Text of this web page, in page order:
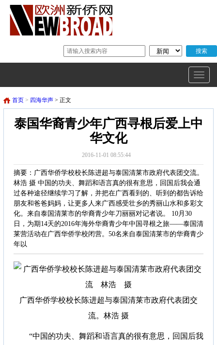
首页 > 四海华声 > 正文
泰国华裔青少年广西寻根后爱上中
华文化
2016-11-01 08:55:44
摘要：广西华侨学校校长陈进超与泰国清莱市政府代表团交流。
林浩 摄 中国的功夫、舞蹈和语言真的很有意思，回国后我会通
过各种途径继续学习了解，并把在广西看到的、听到的都告诉给
朋友和爸爸妈妈，让更多人来广西感受壮乡的秀丽山水和多彩文
化。来自泰国清莱市的华裔青少年刀丽丽对记者说。 10月30
日，为期14天的2016年海外华裔青少年中国寻根之旅——泰国清
莱营活动在广西华侨学校闭营。50名来自泰国清莱市的华裔青少
年以
广西华侨学校校长陈进超与泰国清莱市政府代表团交
流。林浩 摄
“中国的功夫、舞蹈和语言真的很有意思，回国后我